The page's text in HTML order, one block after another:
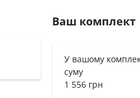
Ваш комплект
У вашому
суму
1 556 грн